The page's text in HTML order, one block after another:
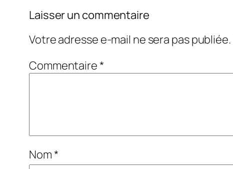
Laisser un commentaire
Votre adresse e-mail ne sera pas publiée.
Commentaire*
Nom*